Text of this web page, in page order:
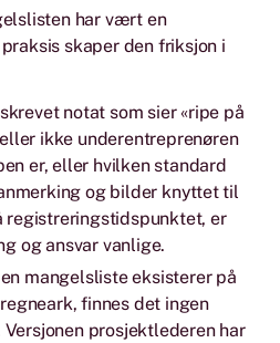
har vært en
skaper den friksjon i
notat som sier «ripe på
ikke underentreprenøren
er, eller hvilken standard
og bilder knyttet til
registreringstidspunktet, er
og ansvar vanlige.
mangelsliste eksisterer på
finnes det ingen
prosjektlederen har